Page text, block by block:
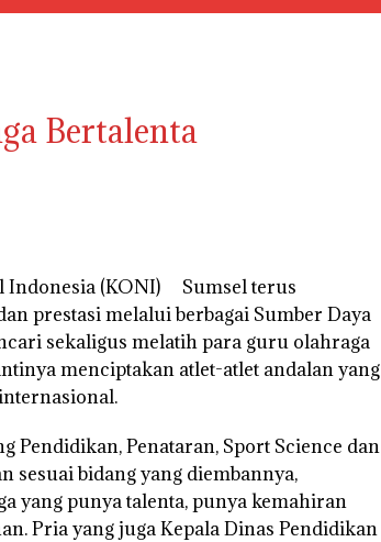
Bertalenta
Indonesia (KONI) Sumsel terus
prestasi melalui berbagai Sumber Daya
sekaligus melatih para guru olahraga
menciptakan atlet-atlet andalan yang
Pendidikan, Penataran, Sport Science dan
sesuai bidang yang diembannya,
yang punya talenta, punya kemahiran
Pria yang juga Kepala Dinas Pendidikan